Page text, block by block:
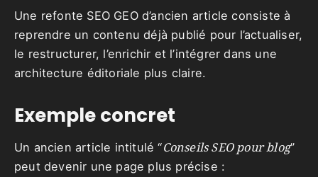
Une refonte SEO GEO d’ancien article consiste à
reprendre un contenu déjà publié pour l’actualiser,
le restructurer, l’enrichir et l’intégrer dans une
architecture éditoriale plus claire.
Exemple concret
Un ancien article intitulé “Conseils SEO pour blog”
peut devenir une page plus précise :